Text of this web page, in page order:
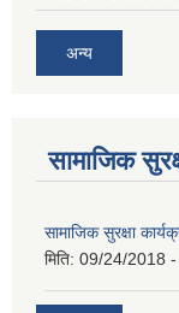
अन्य
सामाजिक
सामाजिक सुरक्षा
मिति: 09/24/2018